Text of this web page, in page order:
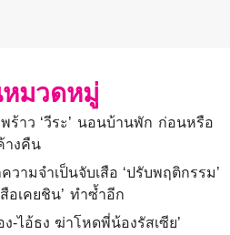
มวดหมู่
ร้าว ‘วีระ’ นอนบ้านพัก ก่อนหรือ
างคืน
วามจำเป็นจับเสือ ‘ปรับพฤติกรรม’
อเคยชิน’ ทำซ้ำอีก
ง-ไอ้ธง ฆ่าโหดพี่น้องรัสเซีย’